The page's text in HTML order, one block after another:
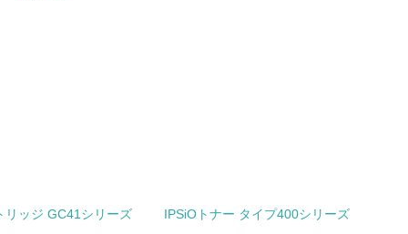
リッジ GC41シリーズ IPSiOトナー タイプ400シリーズ